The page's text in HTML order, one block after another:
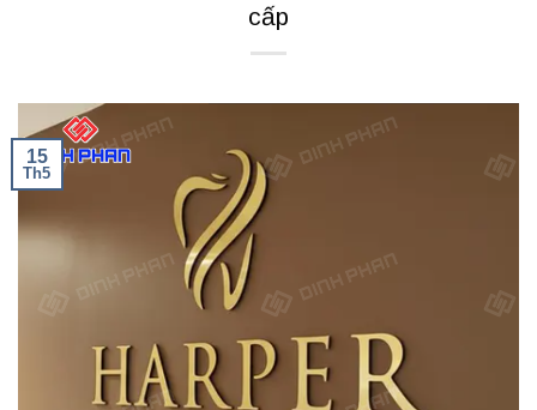
cấp
15
Th5